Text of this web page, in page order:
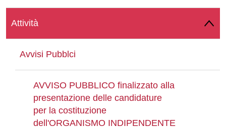
Attività
Avvisi Pubblci
AVVISO PUBBLICO finalizzato alla
presentazione delle candidature
per la costituzione
dell'ORGANISMO INDIPENDENTE